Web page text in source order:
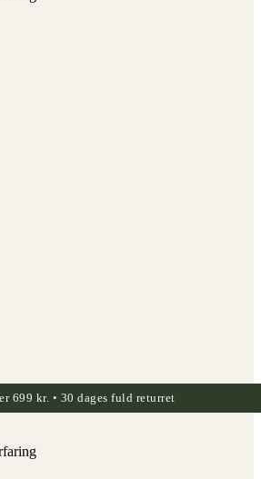
699 kr. • 30 dages fuld returret